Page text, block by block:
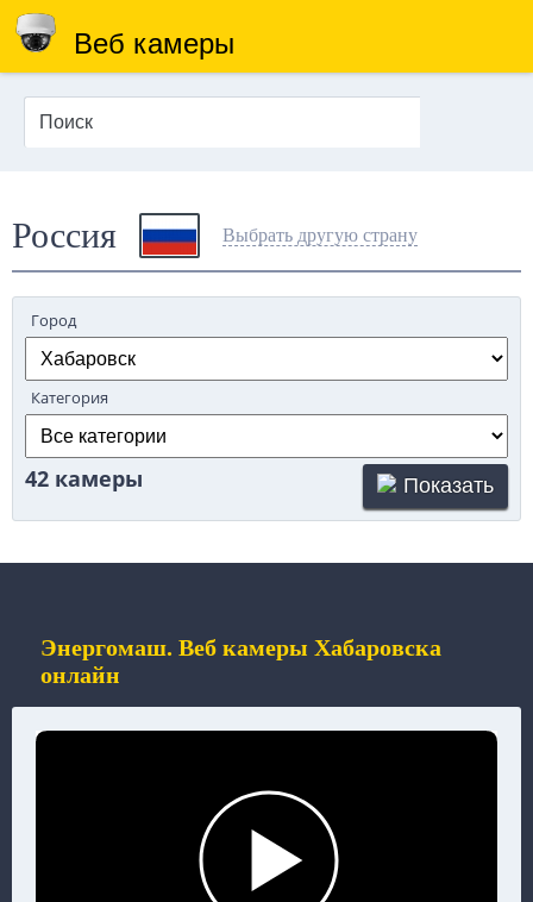
Веб камеры
Россия Выбрать другую страну
Город
Категория
42 камеры Показать
Энергомаш. Веб камеры Хабаровска
онлайн